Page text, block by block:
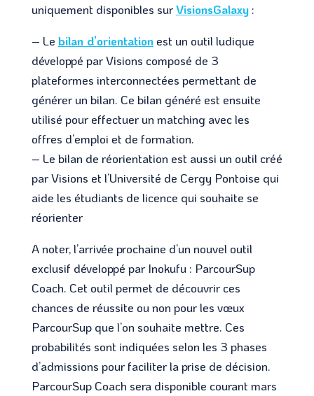
uniquement disponibles surVisionsGalaxy:
– Le bilan d’orientationest un outil ludique
développé par Visions composé de 3
plateformes interconnectées permettant de
générer un bilan. Ce bilan généré est ensuite
utilisé pour effectuer un matching avec les
offres d’emploi et de formation.
– Le bilan de réorientation est aussi un outil créé
par Visions et l’Université de Cergy Pontoise qui
aide les étudiants de licence qui souhaite se
réorienter
A noter, l’arrivée prochaine d’un nouvel outil
exclusif développé par Inokufu : ParcourSup
Coach. Cet outil permet de découvrir ces
chances de réussite ou non pour les vœux
ParcourSup que l’on souhaite mettre. Ces
probabilités sont indiquées selon les 3 phases
d’admissions pour faciliter la prise de décision.
ParcourSup Coach sera disponible courant mars